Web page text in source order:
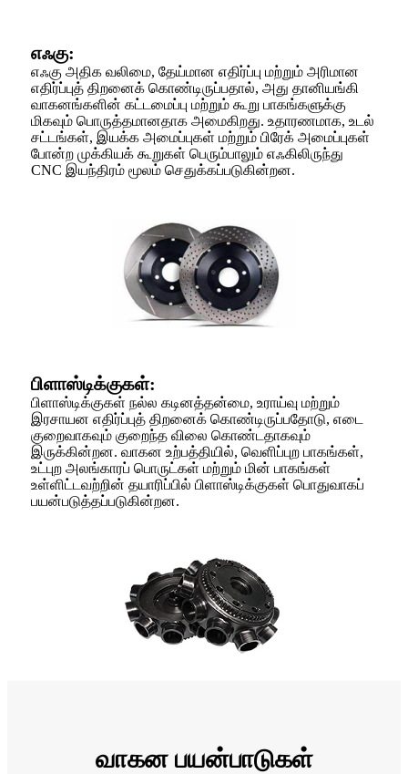
எஃகு:
எஃகு அதிக வலிமை, தேய்மான எதிர்ப்பு மற்றும் அரிமான
எதிர்ப்புத் திறனைக் கொண்டிருப்பதால், அது தானியங்கி
வாகனங்களின் கட்டமைப்பு மற்றும் கூறு பாகங்களுக்கு
மிகவும் பொருத்தமானதாக அமைகிறது. உதாரணமாக, உடல்
சட்டங்கள், இயக்க அமைப்புகள் மற்றும் பிரேக் அமைப்புகள்
போன்ற முக்கியக் கூறுகள் பெரும்பாலும் எஃகிலிருந்து
CNC இயந்திரம் மூலம் செதுக்கப்படுகின்றன.
பிளாஸ்டிக்குகள்:
பிளாஸ்டிக்குகள் நல்ல கடினத்தன்மை, உராய்வு மற்றும்
இரசாயன எதிர்ப்புத் திறனைக் கொண்டிருப்பதோடு, எடை
குறைவாகவும் குறைந்த விலை கொண்டதாகவும்
இருக்கின்றன. வாகன உற்பத்தியில், வெளிப்புற பாகங்கள்,
உட்புற அலங்காரப் பொருட்கள் மற்றும் மின் பாகங்கள்
உள்ளிட்டவற்றின் தயாரிப்பில் பிளாஸ்டிக்குகள் பொதுவாகப்
பயன்படுத்தப்படுகின்றன.
வாகன பயன்பாடுகள்